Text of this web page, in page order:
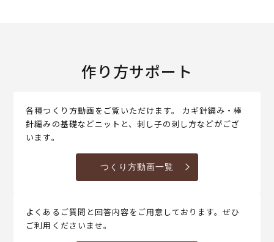
作り方サポート
各種つくり方動画をご覧いただけます。 カギ針編み・棒
針編みの基礎などニットと、刺し子の刺し方などがござ
います。
つくり方動画一覧
よくあるご質問と回答内容をご用意しております。ぜひ
ご利用くださいませ。